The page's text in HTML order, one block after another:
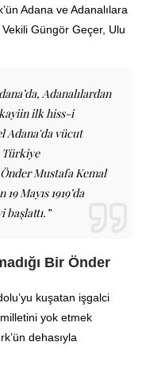
Adana ve Adanalılara
Güngör Geçer, Ulu
Adanalılardan
ilk hiss-i
Adana'da vücut
Mustafa Kemal
Mayıs 1919’da
başlattı.”
Bir Önder
kuşatan işgalci
yok etmek
dehasıyla